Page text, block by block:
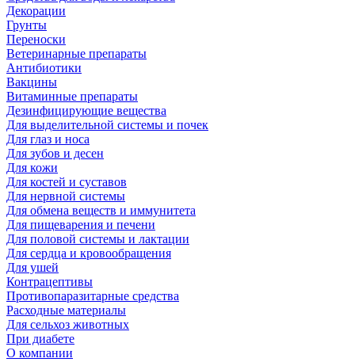
Декорации
Грунты
Переноски
Ветеринарные препараты
Антибиотики
Вакцины
Витаминные препараты
Дезинфицирующие вещества
Для выделительной системы и почек
Для глаз и носа
Для зубов и десен
Для кожи
Для костей и суставов
Для нервной системы
Для обмена веществ и иммунитета
Для пищеварения и печени
Для половой системы и лактации
Для сердца и кровообращения
Для ушей
Контрацептивы
Противопаразитарные средства
Расходные материалы
Для сельхоз животных
При диабете
О компании